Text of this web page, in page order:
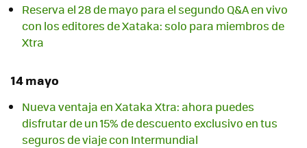
Reserva el 28 de mayo para el segundo Q&A en vivo
con los editores de Xataka: solo para miembros de
Xtra
14 mayo
Nueva ventaja en Xataka Xtra: ahora puedes
disfrutar de un 15% de descuento exclusivo en tus
seguros de viaje con Intermundial